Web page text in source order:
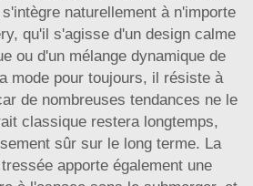
naturellement à n'importe
qu'il s'agisse d'un design calme
ou d'un mélange dynamique de
mode pour toujours, il résiste à
de nombreuses tendances ne le
classique restera longtemps,
sûr sur le long terme. La
apporte également une